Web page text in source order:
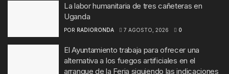
La labor humanitaria de tres cañeteras en
Uganda
POR RADIORONDA 7 AGOSTO, 2026 0
El Ayuntamiento trabaja para ofrecer una
alternativa a los fuegos artificiales en el
arranque de la Feria siguiendo las indicaciones